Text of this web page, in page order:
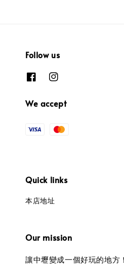
Follow us
We accept
Quick links
本店地址
Our mission
讓中壢變成一個好玩的地方！